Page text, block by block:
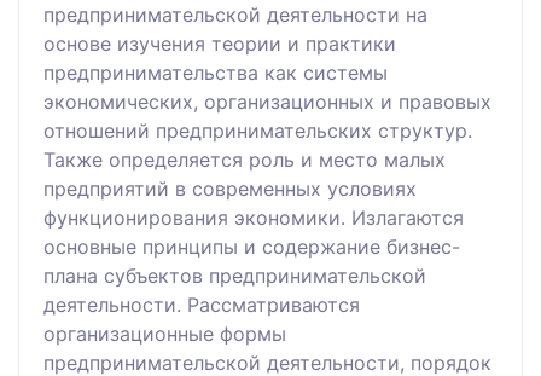
предпринимательской деятельности на
основе изучения теории и практики
предпринимательства как системы
экономических, организационных и правовых
отношений предпринимательских структур.
Также определяется роль и место малых
предприятий в современных условиях
функционирования экономики. Излагаются
основные принципы и содержание бизнес-
плана субъектов предпринимательской
деятельности. Рассматриваются
организационные формы
предпринимательской деятельности, порядок